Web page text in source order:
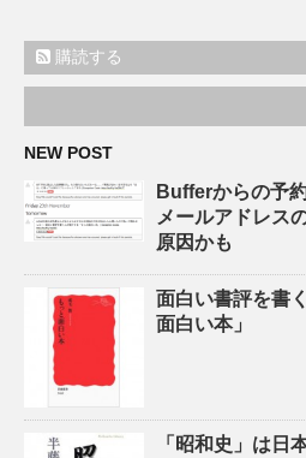
購読する
NEW POST
Bufferからの予
メールアドレス
原因かも
面白い書評を書
面白い本」
「昭和史」は日